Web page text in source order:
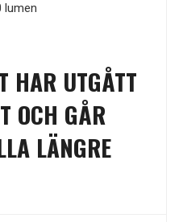
lumen
HAR UTGÅTT
OCH GÅR
LÄNGRE